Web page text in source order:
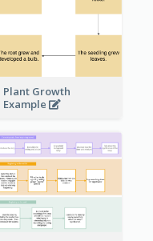
Plant Growth
Example